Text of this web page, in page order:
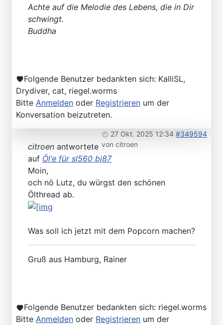
Achte auf die Melodie des Lebens, die in Dir
schwingt.
Buddha
Folgende Benutzer bedankten sich: KalliSL,
Drydiver, cat, riegel.worms
Bitte Anmelden oder Registrieren um der
Konversation beizutreten.
27 Okt. 2025 12:34 #349594
von citroen
citroen antwortete
auf Öl‘e für sl560 bj87
Moin,
och nö Lutz, du würgst den schönen
Ölthread ab.
Was soll ich jetzt mit dem Popcorn machen?
Gruß aus Hamburg, Rainer
Folgende Benutzer bedankten sich: riegel.worms
Bitte Anmelden oder Registrieren um der